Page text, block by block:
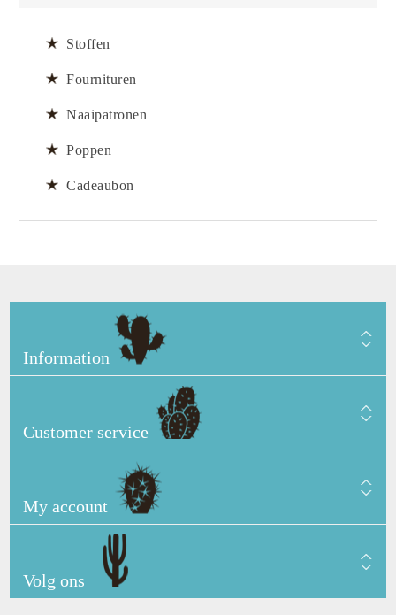
Stoffen
Fournituren
Naaipatronen
Poppen
Cadeaubon
Information
Customer service
My account
Volg ons